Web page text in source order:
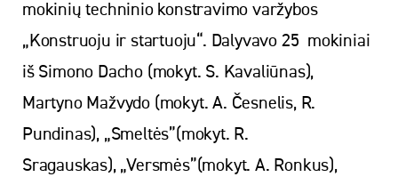
mokinių techninio konstravimo varžybos
„Konstruoju ir startuoju“. Dalyvavo 25 mokiniai
iš Simono Dacho (mokyt. S. Kavaliūnas),
Martyno Mažvydo (mokyt. A. Česnelis, R.
Pundinas), „Smeltės”(mokyt. R.
Sragauskas), „Versmės”(mokyt. A. Ronkus),